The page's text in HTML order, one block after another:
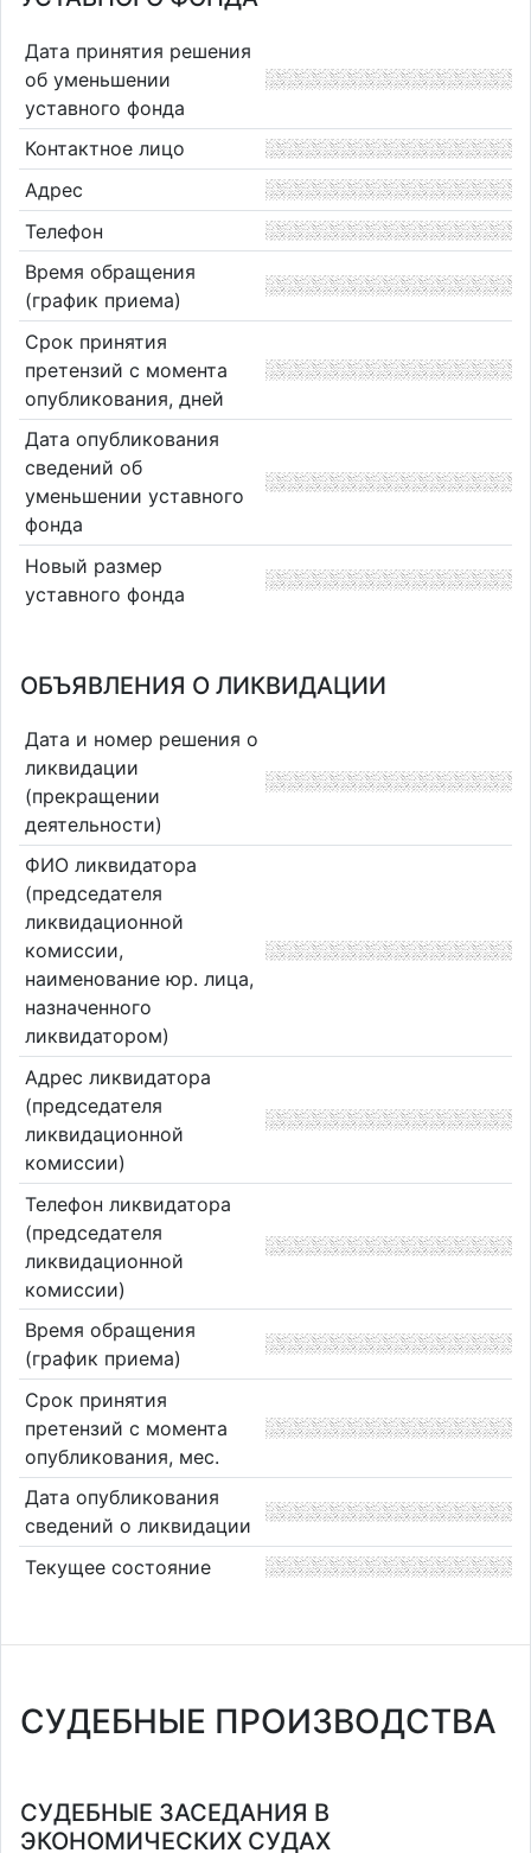
Дата принятия решения
об уменьшении
уставного фонда
Контактное лицо
Адрес
Телефон
Время обращения
(график приема)
Срок принятия
претензий с момента
опубликования, дней
Дата опубликования
сведений об
уменьшении уставного
фонда
Новый размер
уставного фонда
ОБЪЯВЛЕНИЯ О ЛИКВИДАЦИИ
Дата и номер решения о
ликвидации
(прекращении
деятельности)
ФИО ликвидатора
(председателя
ликвидационной
комиссии,
наименование юр. лица,
назначенного
ликвидатором)
Адрес ликвидатора
(председателя
ликвидационной
комиссии)
Телефон ликвидатора
(председателя
ликвидационной
комиссии)
Время обращения
(график приема)
Срок принятия
претензий с момента
опубликования, мес.
Дата опубликования
сведений о ликвидации
Текущее состояние
СУДЕБНЫЕ ПРОИЗВОДСТВА
СУДЕБНЫЕ ЗАСЕДАНИЯ В
ЭКОНОМИЧЕСКИХ СУДАХ